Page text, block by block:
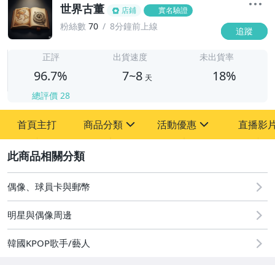
世界古董 店鋪 實名驗證
粉絲數 70 8分鐘前上線 追蹤
正評
96.7%
總評價 28
出貨速度
7~8 天
未出貨率
18%
首頁主打 商品分類
其它
活動優惠
[全店] 粉絲專享
[全店] 周年慶
直播影
偶像、球員卡與郵幣
明星與偶像周邊
韓國KPOP歌手/藝人